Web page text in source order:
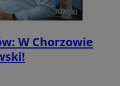
W Chorzowie